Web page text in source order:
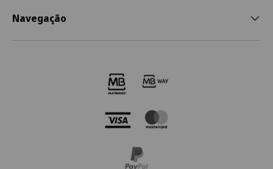
Navegação